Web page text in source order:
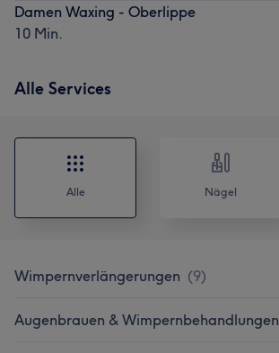
Damen Waxing - Oberlippe
10 Min.
Alle Services
Alle Nägel
Wimpernverlängerungen (9)
Augenbrauen & Wimpernbehandlungen